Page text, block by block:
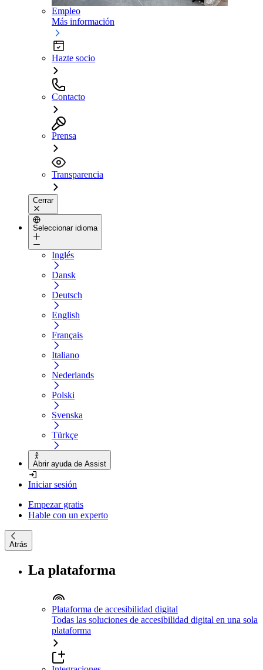
Empleo
Más información
Hazte socio
Contacto
Prensa
Transparencia
Cerrar
Seleccionar idioma
Inglés
Dansk
Deutsch
English
Français
Italiano
Nederlands
Polski
Svenska
Türkçe
Abrir ayuda de Assist
Iniciar sesión
Empezar gratis
Hable con un experto
Atrás
La plataforma
Plataforma de accesibilidad digital
Todas las soluciones de accesibilidad digital en una sola
plataforma